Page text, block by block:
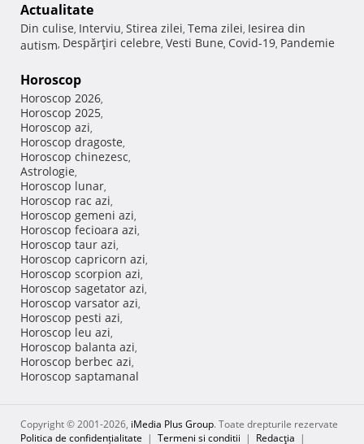
Actualitate
Din culise, Interviu, Stirea zilei, Tema zilei, Iesirea din
autism, Despărţiri celebre, Vesti Bune, Covid-19, Pandemie
Horoscop
Horoscop 2026,
Horoscop 2025,
Horoscop azi,
Horoscop dragoste,
Horoscop chinezesc,
Astrologie,
Horoscop lunar,
Horoscop rac azi,
Horoscop gemeni azi,
Horoscop fecioara azi,
Horoscop taur azi,
Horoscop capricorn azi,
Horoscop scorpion azi,
Horoscop sagetator azi,
Horoscop varsator azi,
Horoscop pesti azi,
Horoscop leu azi,
Horoscop balanta azi,
Horoscop berbec azi,
Horoscop saptamanal
Copyright © 2001-2026, iMedia Plus Group. Toate drepturile rezervate
Politica de confidențialitate | Termeni si conditii | Redacţia |